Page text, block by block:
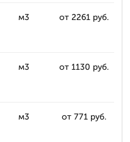
м3 от 2261 руб.
м3 от 1130 руб.
м3 от 771 руб.